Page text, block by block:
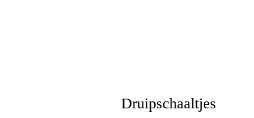
Druipschaaltjes